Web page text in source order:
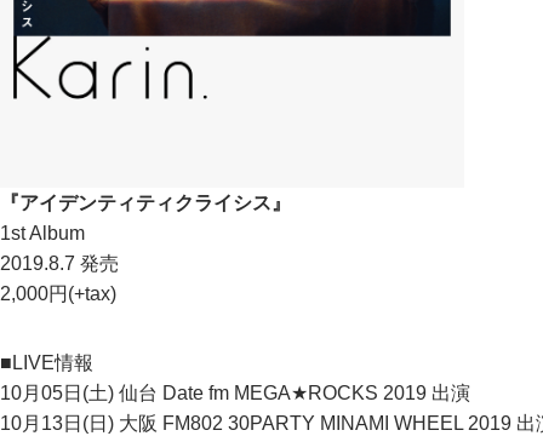
『アイデンティティクライシス』
1st Album
2019.8.7 発売
2,000円(+tax)
■LIVE情報
10月05日(土) 仙台 Date fm MEGA★ROCKS 2019 出演
10月13日(日) 大阪 FM802 30PARTY MINAMI WHEEL 2019 出